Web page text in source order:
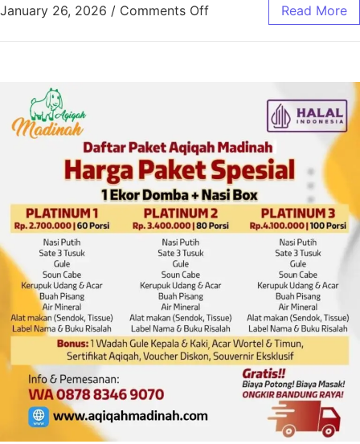
January 26, 2026 / Comments Off Read More